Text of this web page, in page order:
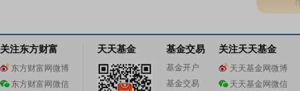
关注东方财富
东方财富网微博
东方财富网微信
天天基金 基金交易
基金开户
基金交易
关注天天基金
天天基金网微博
天天基金网微信